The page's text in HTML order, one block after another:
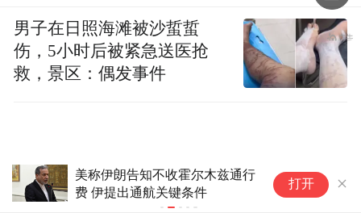
美称伊朗告知不收霍尔木兹通行
费 伊提出通航关键条件
打开
男子在日照海滩被沙蜇蜇
伤，5小时后被紧急送医抢
救，景区：偶发事件